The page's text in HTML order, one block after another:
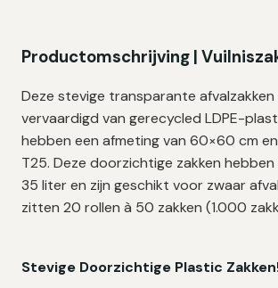
aantal
Productomschrijving |
Deze stevige transparante afvalzakken
vervaardigd van gerecycled LDPE-
hebben een afmeting van 60×60 cm
T25. Deze doorzichtige zakken
35 liter en zijn geschikt voor zwaar
zitten 20 rollen à 50 zakken (1.000
Stevige Doorzichtige Plastic